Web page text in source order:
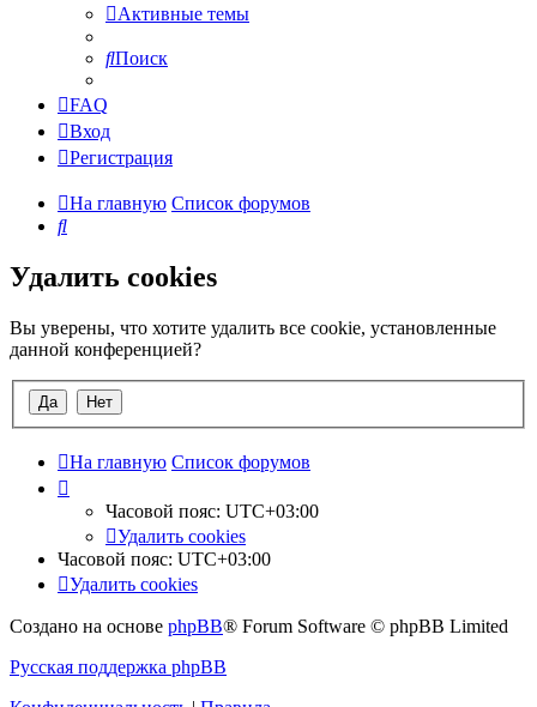
Активные темы
Поиск
FAQ
Вход
Регистрация
На главную Список форумов
Поиск
Удалить cookies
Вы уверены, что хотите удалить все cookie, установленные
данной конференцией?
На главную Список форумов
Часовой пояс: UTC+03:00
Удалить cookies
Часовой пояс: UTC+03:00
Удалить cookies
Создано на основе phpBB® Forum Software © phpBB Limited
Русская поддержка phpBB